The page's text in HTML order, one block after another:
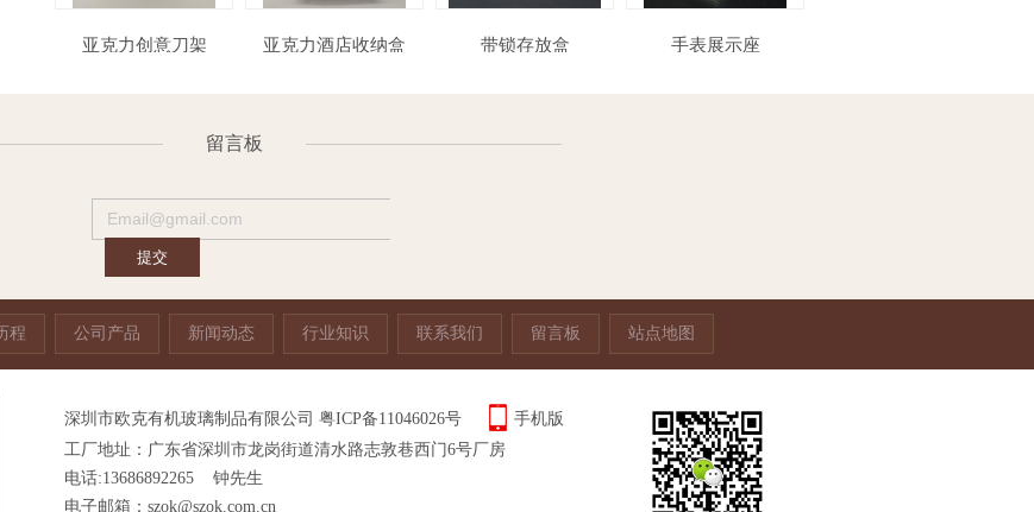
亚克力创意刀架 亚克力酒店收纳盒 带锁存放盒 手表展示座
留言板
程 公司产品 新闻动态 行业知识 联系我们 留言板 站点地图
深圳市欧克有机玻璃制品有限公司 粤ICP备11046026号
手机版
工厂地址：广东省深圳市龙岗街道清水路志敦巷西门6号厂房
电话:13686892265 钟先生
电子邮箱： szok@szok.com.cn